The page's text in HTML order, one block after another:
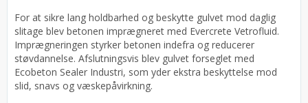
For at sikre lang holdbarhed og beskytte gulvet mod daglig
slitage blev betonen imprægneret med Evercrete Vetrofluid.
Imprægneringen styrker betonen indefra og reducerer
støvdannelse. Afslutningsvis blev gulvet forseglet med
Ecobeton Sealer Industri, som yder ekstra beskyttelse mod
slid, snavs og væskepåvirkning.